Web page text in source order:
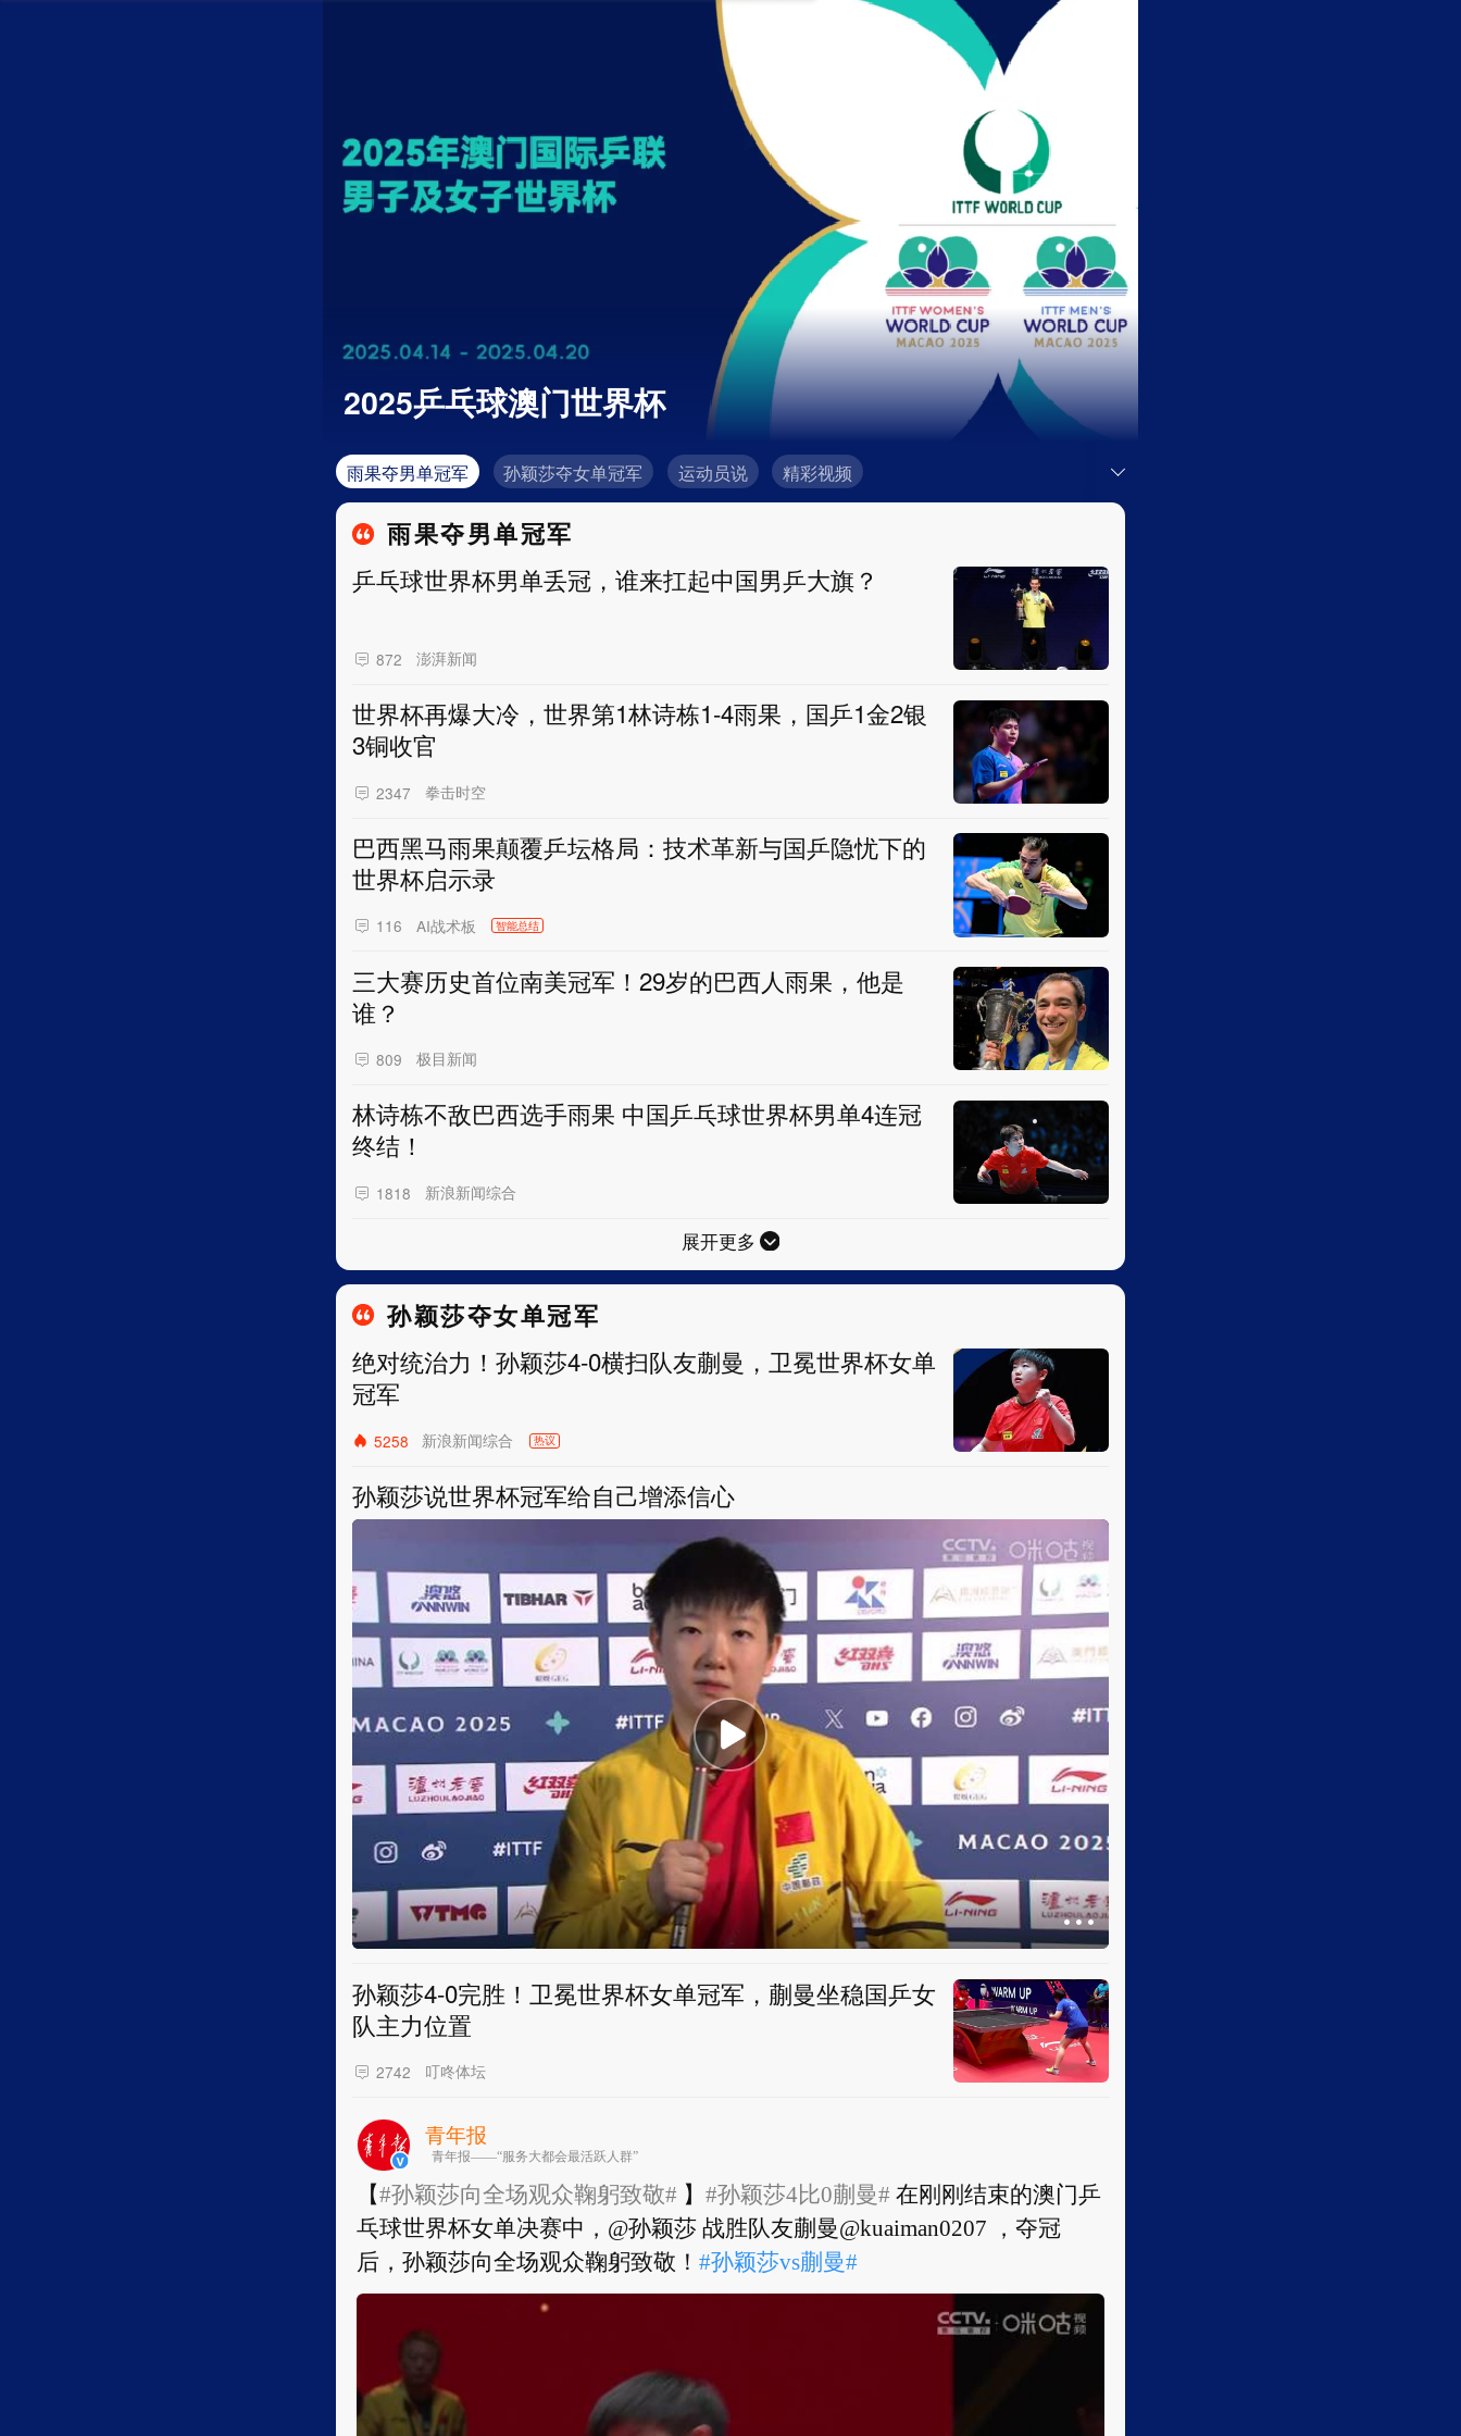
2025乒乓球澳门世界杯
雨果夺男单冠军 孙颖莎夺女单冠军 运动员说 精彩视频
雨果夺男单冠军
乒乓球世界杯男单丢冠，谁来扛起中国男乒大旗？
872 澎湃新闻
世界杯再爆大冷，世界第1林诗栋1-4雨果，国乒1金2银
3铜收官
2347 拳击时空
巴西黑马雨果颠覆乒坛格局：技术革新与国乒隐忧下的
世界杯启示录
116 AI战术板 智能总结
三大赛历史首位南美冠军！29岁的巴西人雨果，他是
谁？
809 极目新闻
林诗栋不敌巴西选手雨果 中国乒乓球世界杯男单4连冠
终结！
1818 新浪新闻综合
展开更多
孙颖莎夺女单冠军
绝对统治力！孙颖莎4-0横扫队友蒯曼，卫冕世界杯女单
冠军
5258 新浪新闻综合 热议
孙颖莎说世界杯冠军给自己增添信心
孙颖莎4-0完胜！卫冕世界杯女单冠军，蒯曼坐稳国乒女
队主力位置
2742 叮咚体坛
青年报
青年报——“服务大都会最活跃人群”
【#孙颖莎向全场观众鞠躬致敬# 】 #孙颖莎4比0蒯曼# 在刚刚结束的澳门乒
乓球世界杯女单决赛中，@孙颖莎 战胜队友蒯曼@kuaiman0207 ，夺冠
后，孙颖莎向全场观众鞠躬致敬！ #孙颖莎vs蒯曼#​​​ ​​​
【#孙颖莎向全场观众鞠躬致敬#】#孙颖莎4比0蒯曼#在刚刚结束的澳门乒
乓球世界杯女单决赛中，@孙颖莎 战胜队友蒯曼@kuaiman0207 ，夺冠
后，孙颖莎向全场观众鞠躬致敬！